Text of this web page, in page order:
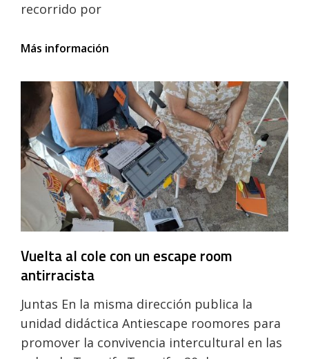
recorrido por
Más información
racismo
a
pie
de
calle,
con
la
ruta
urbana
«La
Laguna
Vuelta al cole con un escape room
antirracista
Juntas En la misma dirección publica la
unidad didáctica Antiescape roomores para
promover la convivencia intercultural en las